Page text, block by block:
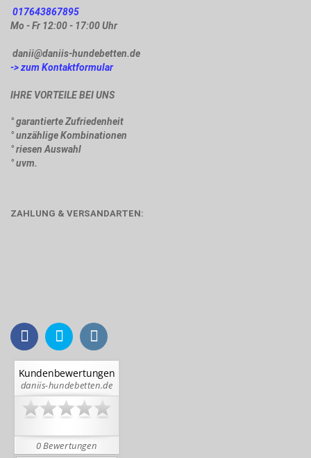
017643867895
Mo - Fr 12:00 - 17:00 Uhr
danii@daniis-hundebetten.de
-> zum Kontaktformular
IHRE VORTEILE BEI UNS
° garantierte Zufriedenheit
° unzählige Kombinationen
° riesen Auswahl
° uvm.
ZAHLUNG & VERSANDARTEN: